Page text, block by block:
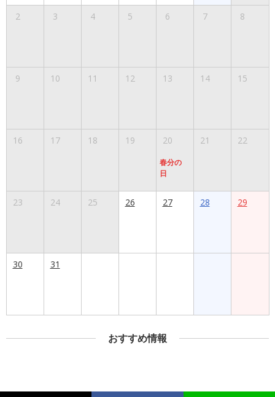
2 3 4 5 6 7 8
9 10 11 12 13 14 15
16 17 18 19 20
春分の
日
21 22
23 24 25 26 27 28 29
30 31
おすすめ情報